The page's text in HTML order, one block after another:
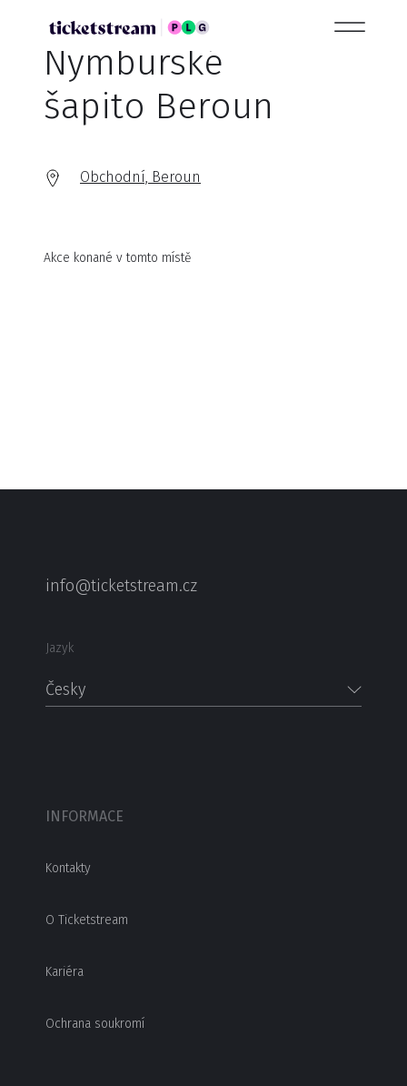
Nymburské
šapito Beroun
Obchodní, Beroun
Akce konané v tomto místě
info@ticketstream.cz
Jazyk
Česky
INFORMACE
Kontakty
O Ticketstream
Kariéra
Ochrana soukromí